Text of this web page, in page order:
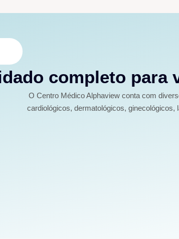
completo para
O Centro Médico Alphaview conta com
cardiológicos, dermatológicos, ginecológicos,